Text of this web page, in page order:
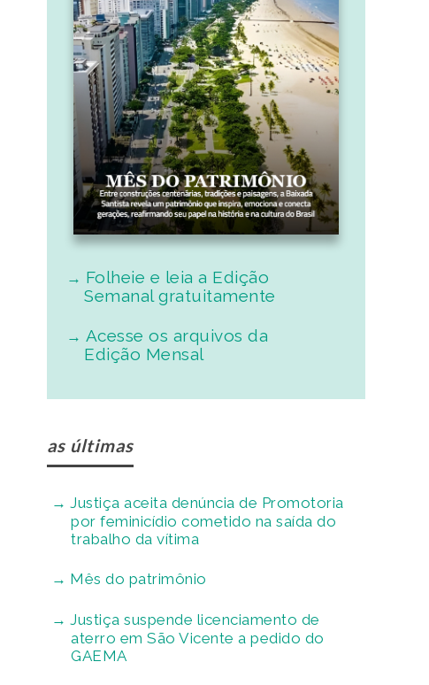
Folheie e leia a Edição
Semanal gratuitamente
Acesse os arquivos da
Edição Mensal
as últimas
Justiça aceita denúncia de Promotoria
por feminicídio cometido na saída do
trabalho da vítima
Mês do patrimônio
Justiça suspende licenciamento de
aterro em São Vicente a pedido do
GAEMA